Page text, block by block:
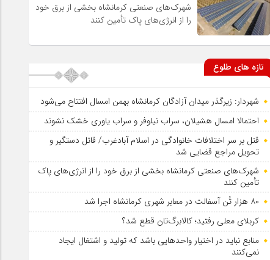
شهرک‌های صنعتی کرمانشاه بخشی از برق خود
را از انرژی‌های پاک تأمین کنند
تازه های طلوع
شهردار: زیرگذر میدان آزادگان کرمانشاه بهمن امسال افتتاح می‌شود
احتمالا امسال هشیلان، سراب نیلوفر و سراب یاوری خشک نشوند
قتل بر سر اختلافات خانوادگی در اسلام آبادغرب/ قاتل دستگیر و
تحویل مراجع قضایی شد
شهرک‌های صنعتی کرمانشاه بخشی از برق خود را از انرژی‌های پاک
تأمین کنند
۸۰ هزار تُن آسفالت در معابر شهری کرمانشاه اجرا شد
کربلای معلی رفتید؛ کالابرگ‌تان قطع شد؟
منابع نباید در اختیار واحدهایی باشد که تولید و اشتغال ایجاد
نمی‌کنند